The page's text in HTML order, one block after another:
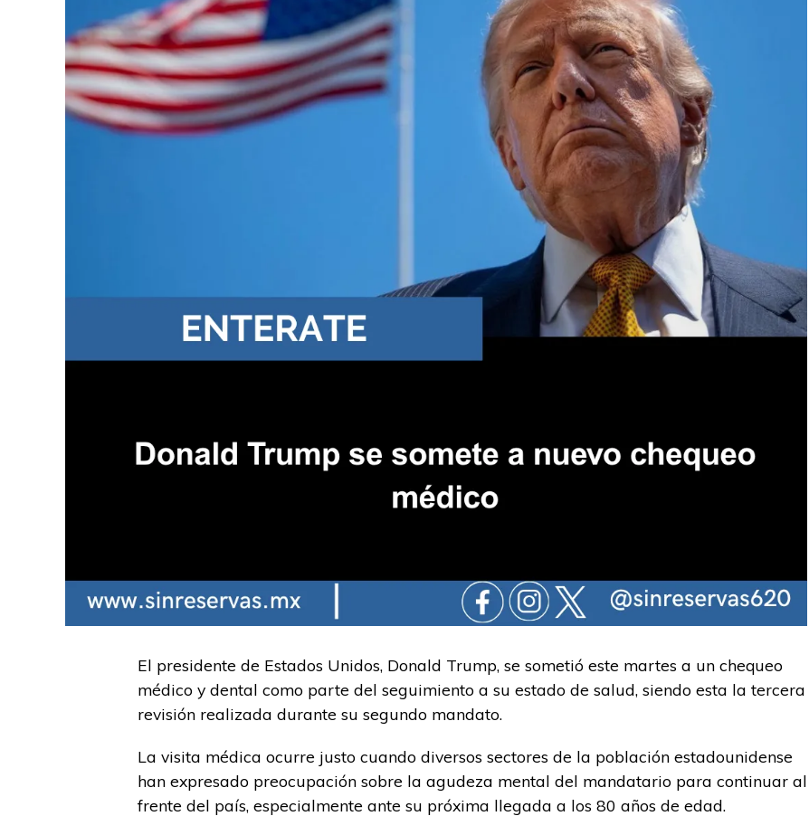
El presidente de Estados Unidos, Donald Trump, se sometió este martes a un chequeo
médico y dental como parte del seguimiento a su estado de salud, siendo esta la tercera
revisión realizada durante su segundo mandato.
La visita médica ocurre justo cuando diversos sectores de la población estadounidense
han expresado preocupación sobre la agudeza mental del mandatario para continuar al
frente del país, especialmente ante su próxima llegada a los 80 años de edad.